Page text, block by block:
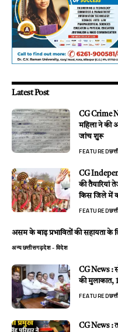
Latest Post
CG Crime
महिला ने की
जांच शुरू
FEATURED
CG
की तैयारियां
किस जिले में
FEATURED
असम के बाढ़ प्रभावितों की सहायता के
अन्यछत्तीसगढ़देश - विदेश
CG News :
की मुलाकात,
FEATURED
CG News :